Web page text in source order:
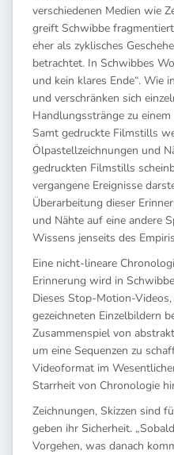
verschiedenen Medien wie
greift Schwibbe
eher als zyklisches
betrachtet. In Schwibbes
und kein klares Ende“. Wie
und verschränken sich
Handlungsstränge zu
Samt gedruckte Filmstills
Ölpastellzeichnungen und
gedruckten Filmstills
vergangene Ereignisse
Überarbeitung dieser
und Nähte auf eine andere
Wissens jenseits des
Eine nicht-lineare
Erinnerung wird in
Dieses Stop-Motion-
gezeichneten Einzelbildern
Zusammenspiel von
um eine Sequenzen zu
Videoformat im
Starrheit von Chronologie
Zeichnungen, Skizzen sind
geben ihr Sicherheit.
Vorgehen, was danach